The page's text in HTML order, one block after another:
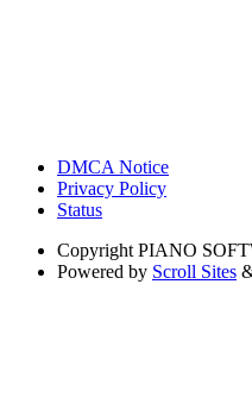
DMCA Notice
Privacy Policy
Status
Copyright PIANO
Powered by Scroll Sites